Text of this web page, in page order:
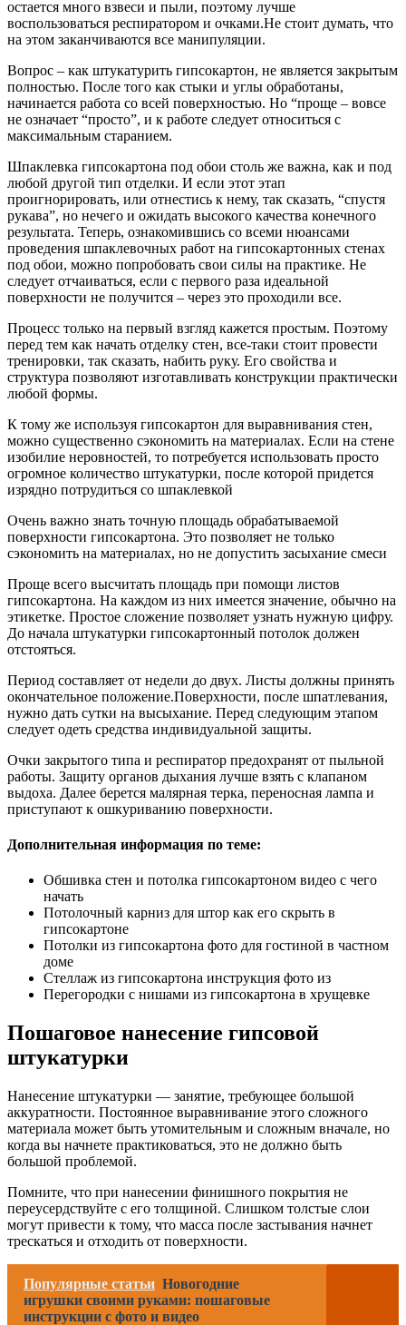
остается много взвеси и пыли, поэтому лучше
воспользоваться респиратором и очками.Не стоит думать, что
на этом заканчиваются все манипуляции.
Вопрос – как штукатурить гипсокартон, не является закрытым
полностью. После того как стыки и углы обработаны,
начинается работа со всей поверхностью. Но “проще – вовсе
не означает “просто”, и к работе следует относиться с
максимальным старанием.
Шпаклевка гипсокартона под обои столь же важна, как и под
любой другой тип отделки. И если этот этап
проигнорировать, или отнестись к нему, так сказать, “спустя
рукава”, но нечего и ожидать высокого качества конечного
результата. Теперь, ознакомившись со всеми нюансами
проведения шпаклевочных работ на гипсокартонных стенах
под обои, можно попробовать свои силы на практике. Не
следует отчаиваться, если с первого раза идеальной
поверхности не получится – через это проходили все.
Процесс только на первый взгляд кажется простым. Поэтому
перед тем как начать отделку стен, все-таки стоит провести
тренировки, так сказать, набить руку. Его свойства и
структура позволяют изготавливать конструкции практически
любой формы.
К тому же используя гипсокартон для выравнивания стен,
можно существенно сэкономить на материалах. Если на стене
изобилие неровностей, то потребуется использовать просто
огромное количество штукатурки, после которой придется
изрядно потрудиться со шпаклевкой
Очень важно знать точную площадь обрабатываемой
поверхности гипсокартона. Это позволяет не только
сэкономить на материалах, но не допустить засыхание смеси
Проще всего высчитать площадь при помощи листов
гипсокартона. На каждом из них имеется значение, обычно на
этикетке. Простое сложение позволяет узнать нужную цифру.
До начала штукатурки гипсокартонный потолок должен
отстояться.
Период составляет от недели до двух. Листы должны принять
окончательное положение.Поверхности, после шпатлевания,
нужно дать сутки на высыхание. Перед следующим этапом
следует одеть средства индивидуальной защиты.
Очки закрытого типа и респиратор предохранят от пыльной
работы. Защиту органов дыхания лучше взять с клапаном
выдоха. Далее берется малярная терка, переносная лампа и
приступают к ошкуриванию поверхности.
Дополнительная информация по теме:
Обшивка стен и потолка гипсокартоном видео с чего
начать
Потолочный карниз для штор как его скрыть в
гипсокартоне
Потолки из гипсокартона фото для гостиной в частном
доме
Стеллаж из гипсокартона инструкция фото из
Перегородки с нишами из гипсокартона в хрущевке
Пошаговое нанесение гипсовой
штукатурки
Нанесение штукатурки — занятие, требующее большой
аккуратности. Постоянное выравнивание этого сложного
материала может быть утомительным и сложным вначале, но
когда вы начнете практиковаться, это не должно быть
большой проблемой.
Помните, что при нанесении финишного покрытия не
переусердствуйте с его толщиной. Слишком толстые слои
могут привести к тому, что масса после застывания начнет
трескаться и отходить от поверхности.
Популярные статьи Новогодние
игрушки своими руками: пошаговые
инструкции с фото и видео